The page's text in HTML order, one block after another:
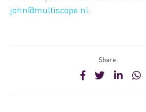
john@multiscope.nl
Share: